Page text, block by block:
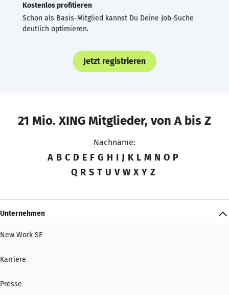
Kostenlos profitieren
Schon als Basis-Mitglied kannst Du Deine Job-Suche
deutlich optimieren.
Jetzt registrieren
21 Mio. XING Mitglieder, von A bis Z
Nachname:
A B C D E F G H I J K L M N O P
Q R S T U V W X Y Z
Unternehmen
New Work SE
Karriere
Presse